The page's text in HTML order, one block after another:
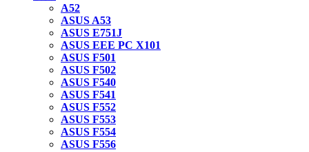
A52
ASUS A53
ASUS E751J
ASUS EEE PC X101
ASUS F501
ASUS F502
ASUS F540
ASUS F541
ASUS F552
ASUS F553
ASUS F554
ASUS F556